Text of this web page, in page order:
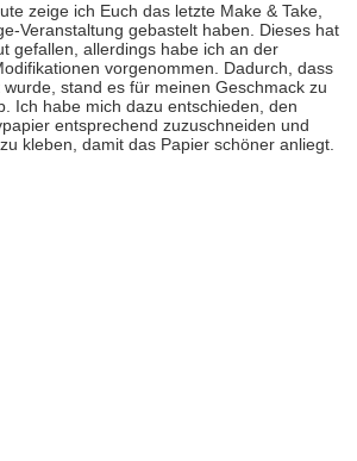
zeige ich Euch das letzte Make & Take,
Veranstaltung gebastelt haben. Dieses hat
gefallen, allerdings habe ich an der
vorgenommen. Dadurch, dass
stand es für meinen Geschmack zu
Ich habe mich dazu entschieden, den
entsprechend zuzuschneiden und
kleben, damit das Papier schöner anliegt.